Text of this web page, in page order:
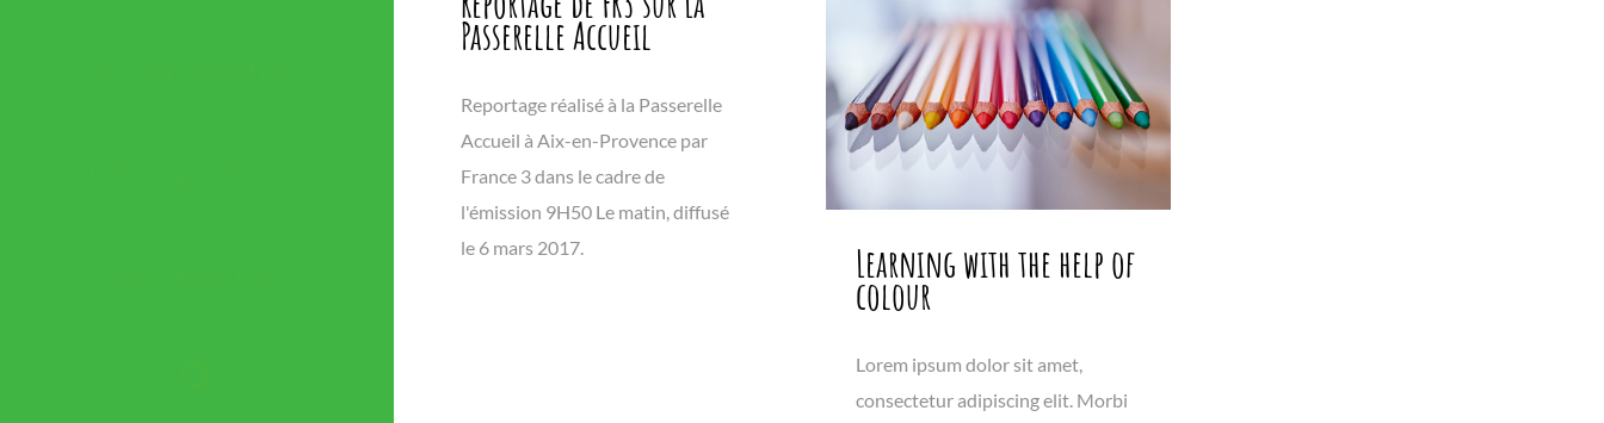
Passerelle Accueil
Reportage réalisé à la Passerelle
Accueil à Aix-en-Provence par
France 3 dans le cadre de
l'émission 9H50 Le matin, diffusé
le 6 mars 2017.
Learning with the help of
colour
Lorem ipsum dolor sit amet,
consectetur adipiscing elit. Morbi